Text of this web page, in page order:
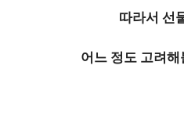
따라서 선
어느 정도 고려